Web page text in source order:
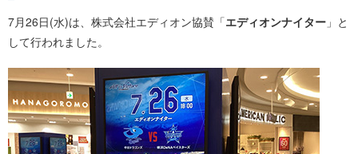
7月26日(水)は、株式会社エディオン協賛「エディオンナイター 」と
して行われました。